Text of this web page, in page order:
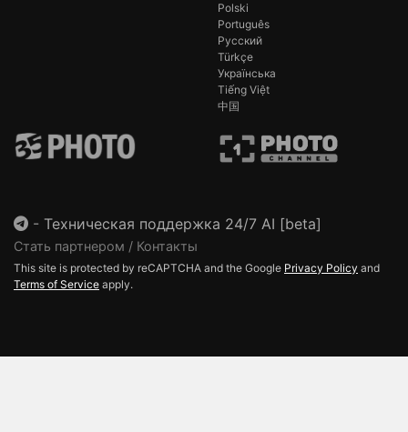
Polski
Português
Русский
Türkçe
Українська
Tiếng Việt
中国
- Техническая поддержка 24/7 AI [beta]
Стать партнером / Контакты
This site is protected by reCAPTCHA and the Google Privacy Policy and
Terms of Service apply.